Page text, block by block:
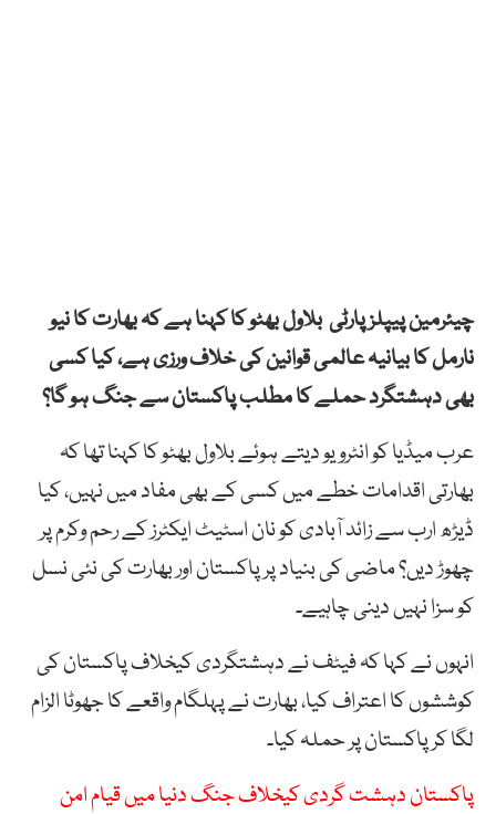
چیئرمین پیپلز پارٹی بلاولبھٹو کا کہنا ہے کہبھارت کانیو
نارملکابیانیہعالمیقوانینکیخلافورزیہے،کیاکسی
بھیدہشتگردحملےکامطلبپاکستانسےجنگہوگا؟
عرب میڈیا کو انٹرویو دیتے ہوئے بلاول بھٹو کا کہنا تھا کہ
بھارتیاقداماتخطےمیںکسیکےبھیمفادمیںنہیں،کیا
ڈیڑھاربسےزائدآبادیکوناناسٹیٹایکٹرزکےرحموکرمپر
چھوڑدیں؟ماضیکیبنیادپرپاکستاناور بھارتکینئینسل
کوسزانہیںدینیچاہیے۔
انہوں نے کہا کہ فیٹفنےدہشتگردیکیخلافپاکستانکی
کوششوںکااعترافکیا،بھارت نےپہلگامواقعےکاجھوٹاالزام
لگاکرپاکستانپرحملہکیا۔
پاکستان دہشت گردی کیخلاف جنگ دنیا میں قیام امن